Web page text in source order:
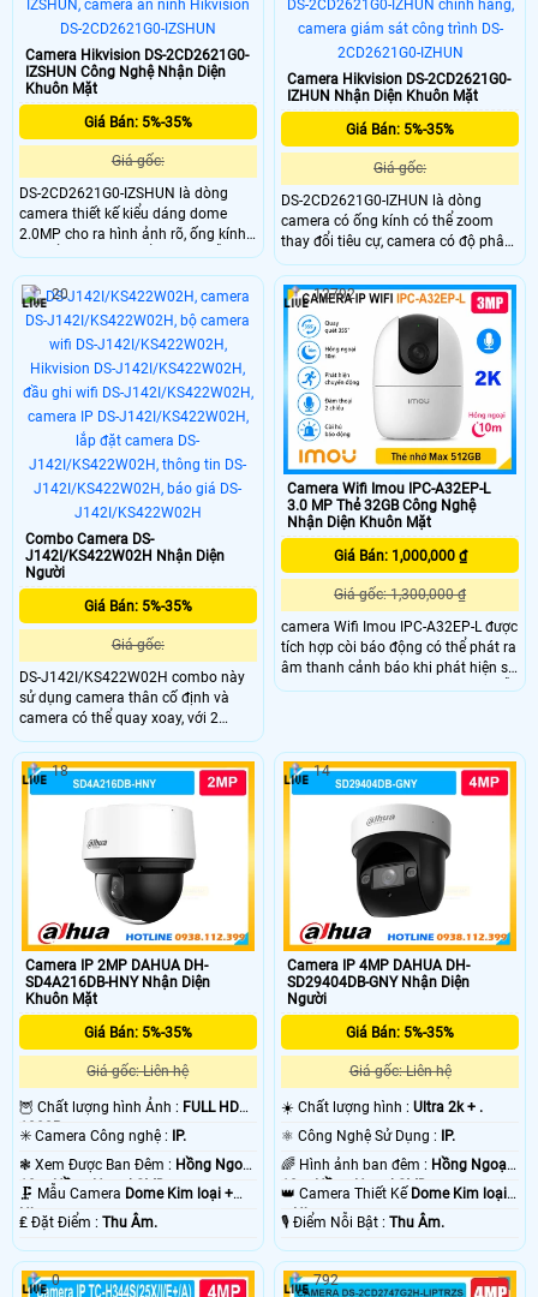
Camera Hikvision DS-2CD2621G0-
IZSHUN Công Nghệ Nhận Diện
Khuôn Mặt
Giá Bán: 5%-35%
Giá gốc:
DS-2CD2621G0-IZSHUN là dòng
camera thiết kế kiểu dáng dome
2.0MP cho ra hình ảnh rõ, ống kính
có thể zoom thay đổi tiêu cự dễ
dàng, trang bị nhiều tính năng
thông minh, phát hiện khuôn mặt,
phát hiện đột nhập, hàng rào ảo,
trang bị chống nước IP 67
Camera Hikvision DS-2CD2621G0-
IZHUN Nhận Diện Khuôn Mặt
Giá Bán: 5%-35%
Giá gốc:
DS-2CD2621G0-IZHUN là dòng
camera có ống kính có thể zoom
thay đổi tiêu cự, camera có độ phân
giải 2.0MP cho ra hình ảnh sắc nét,
tích hợp phát hiện khuôn mặt, vượt
hàng rào ảo và xâm nhập khu vực
cấm, chuẩn chống nước IP 67 giúp
lắp đặt ngoài trời một cách dễ dàng.
Combo Camera DS-
J142I/KS422W02H Nhận Diện
Người
Giá Bán: 5%-35%
Giá gốc:
DS-J142I/KS422W02H combo này
sử dụng camera thân cố định và
camera có thể quay xoay, với 2
camera này sẽ cho ra sự bao quát
tốt đảm bảo an ninh ấn tượng, trang
bị ống kính có độ phân giải 2.0MP
hỗ trợ công nghệ wifi 6, có thể đàm
thoại 2 chiều và chống nước chuẩn
IP 66
20
Camera Wifi Imou IPC-A32EP-L
3.0 MP Thẻ 32GB Công Nghệ
Nhận Diện Khuôn Mặt
Giá Bán: 1,000,000 ₫
Giá gốc: 1,300,000 ₫
camera Wifi Imou IPC-A32EP-L được
tích hợp còi báo động có thể phát ra
âm thanh cảnh báo khi phát hiện sự
xâm nhập. Ngoài ra camera còn hỗ
không cần thông qua modem nhà
mạng.
12792
Camera IP 2MP DAHUA DH-
SD4A216DB-HNY Nhận Diện
Khuôn Mặt
Giá Bán: 5%-35%
Giá gốc: Liên hệ
🦉 Chất lượng hình Ảnh : FULL HD
1080P .
✳️ Camera Công nghệ : IP.
❃ Xem Được Ban Đêm : Hồng Ngoại
10m Hồng Ngoại SMD.
🗜️ Mẫu Camera Dome Kim loại +
Nhựa.
️₤ Đặt Điểm : Thu Âm.
18
Camera IP 4MP DAHUA DH-
SD29404DB-GNY Nhận Diện
Người
Giá Bán: 5%-35%
Giá gốc: Liên hệ
☀️ Chất lượng hình :Ultra 2k + .
⚛️ Công Nghệ Sử Dụng : IP.
🌈 Hình ảnh ban đêm : Hồng Ngoại
10m Hồng Ngoại SMD.
👑 Camera Thiết Kế Dome Kim loại
+ Nhựa.
️🎙 Điểm Nỗi Bật :Thu Âm.
14
0 792